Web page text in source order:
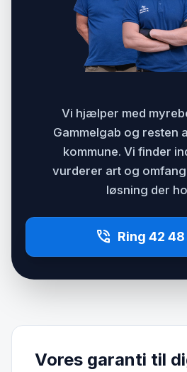
Vi hjælper med
Gammelgab og resten
kommune. Vi finder
vurderer art og
løsning der
phone_in_talk Ring 42
Vores garanti til